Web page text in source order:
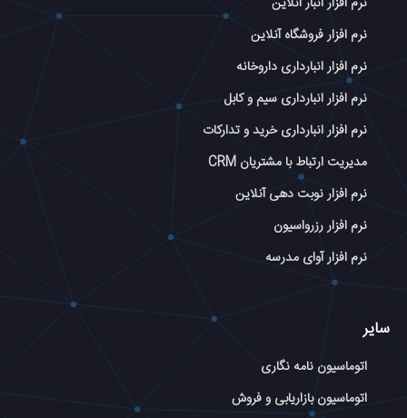
نرم افزار فروشگاه آنلاین
نرم افزار انبارداری داروخانه
نرم افزار انبارداری سیم و کابل
نرم افزار انبارداری خرید و تدارکات
مدیریت ارتباط با مشتریان CRM
نرم افزار نوبت دهی آنلاین
نرم افزار رزرواسیون
نرم افزار آوای مدرسه
سایر
اتوماسیون نامه نگاری
اتوماسیون بازاریابی و فروش